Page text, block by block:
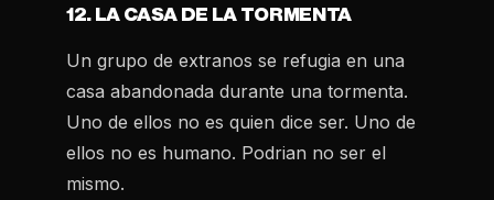
12. LA CASA DE LA TORMENTA
Un grupo de extranos se refugia en una
casa abandonada durante una tormenta.
Uno de ellos no es quien dice ser. Uno de
ellos no es humano. Podrian no ser el
mismo.